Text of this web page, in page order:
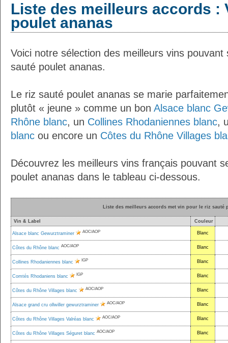
Liste des meilleurs accords :
poulet ananas
Voici notre sélection des meilleurs vins
sauté poulet ananas.
Le riz sauté poulet ananas se marie
plutôt « jeune » comme un bon Alsace blanc
Rhône blanc, un Collines Rhodaniennes blanc,
blanc ou encore un Côtes du Rhône Villages
Découvrez les meilleurs vins français pouvant
poulet ananas dans le tableau ci-dessous.
Liste des meilleurs accords met vin pour le riz sauté
Vin & Label Couleur
Alsace blanc Gewurztraminer AOC/AOP Blanc
Côtes du Rhône blanc AOC/AOP Blanc
Collines Rhodaniennes blanc IGP Blanc
Comtés Rhodaniens blanc IGP Blanc
Côtes du Rhône Villages blanc AOC/AOP Blanc
Alsace grand cru ollwiller gewurztraminer AOC/AOP Blanc
Côtes du Rhône Villages Valréas blanc AOC/AOP Blanc
Côtes du Rhône Villages Séguret blanc AOC/AOP Blanc